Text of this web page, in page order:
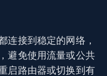
连接到稳定的网络，
避免使用流量或公共
启路由器或切换到有